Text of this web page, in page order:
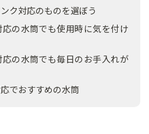
ク対応のものを選ぼう
の水筒でも使用時に気を付け
の水筒でも毎日のお手入れが
でおすすめの水筒